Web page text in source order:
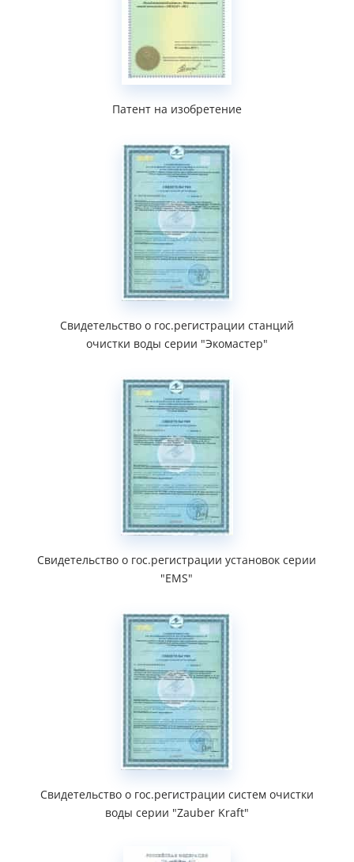
Патент на изобретение
Свидетельство о гос.регистрации станций
очистки воды серии "Экомастер"
Свидетельство о гос.регистрации установок серии
"EMS"
Свидетельство о гос.регистрации систем очистки
воды серии "Zauber Kraft"